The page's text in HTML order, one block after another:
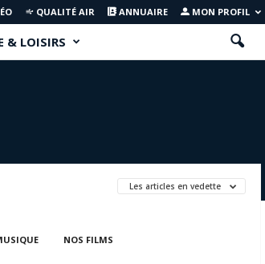
QUALITÉ AIR ANNUAIRE MON PROFIL
& LOISIRS
Les articles en vedette
NOS FILMS